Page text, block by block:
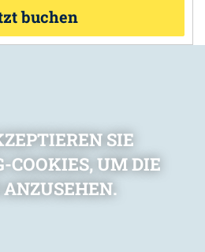
buchen
SIE
COOKIES, UM DIE